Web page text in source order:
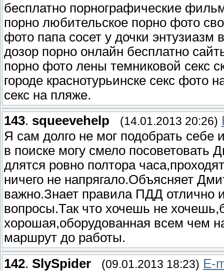
бесплатно порнографические
порно любительское порно фото
фото папа сосет у дочки энтузиазм
дозор порно онлайн бесплатно
порно фото лены темниковой секс
городе краснотурьинске секс фото
секс на пляже.
143. squeevehelp (14.01.2013 20:26)
Я сам долго не мог подобрать себе
в поиске могу смело посоветовать
длятся ровно полтора
ничего не напрягало.Объясняет
важно.Знает правила ПДД отлично
вопросы.Так что хочешь не
хорошая,оборудованная всем чем
маршрут до работы.
142. SlySpider (09.01.2013 18:23) E-